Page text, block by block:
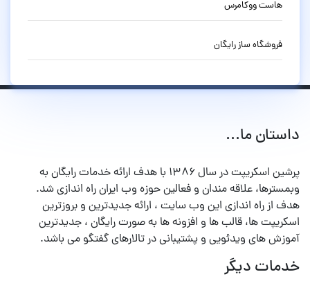
هاست ووکامرس
فروشگاه ساز رایگان
داستان ما...
پرشین اسکریپت در سال ۱۳۸۶ با هدف ارائه خدمات رایگان به
وبمسترها، علاقه مندان و فعالین حوزه وب ایران راه اندازی شد.
هدف از راه اندازی این وب سایت ، ارائه جدیدترین و بروزترین
اسکریپت ها، قالب ها و افزونه ها به صورت رایگان ، جدیدترین
آموزش های ویدئویی و پشتیبانی در تالارهای گفتگو می باشد.
خدمات دیگر